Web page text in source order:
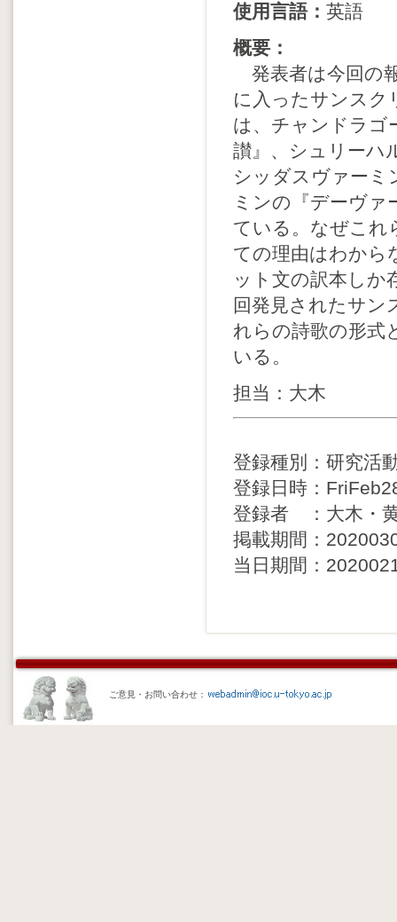
使用言語： 英語
概要：
発表者は今回の
に入ったサンスク
は、チャンドラゴ
讃』、シュリーハ
シッダスヴァーミ
ミンの『デーヴァ
ている。なぜこれ
ての理由はわから
ット文の訳本しか
回発見されたサン
れらの詩歌の形式
いる。
担当：大木
登録種別：研究活
登録日時：
登録者 ：大木・
掲載期間：
当日期間：
ご意見・お問い合わせ：